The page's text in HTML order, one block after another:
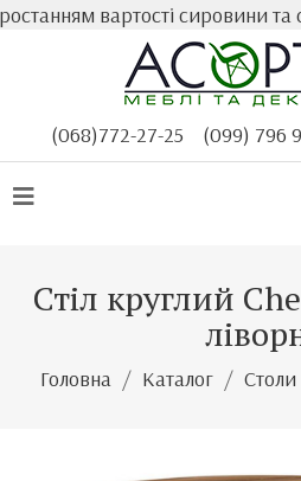
вартості сировини та
(068)772-27-25
(099) 796
Стіл круглий
Головна Каталог Столи